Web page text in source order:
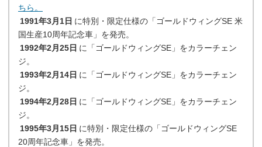
ちら。
1991年3月1日 に特別・限定仕様の「ゴールドウィングSE 米
国生産10周年記念車」を発売。
1992年2月25日 に「ゴールドウィングSE」をカラーチェン
ジ。
1993年2月14日 に「ゴールドウィングSE」をカラーチェン
ジ。
1994年2月28日 に「ゴールドウィングSE」をカラーチェン
ジ。
1995年3月15日 に特別・限定仕様の「ゴールドウィングSE
20周年記念車」を発売。